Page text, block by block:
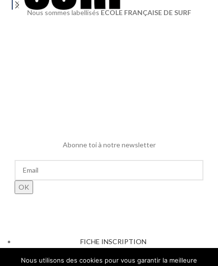
Nous sommes labellisés ECOLE FRANÇAISE DE SURF
Abonne toi à notre newsletter
FICHE INSCRIPTION
RÉGLEMENT INTÉRIEUR
Nous utilisons des cookies pour vous garantir la meilleure